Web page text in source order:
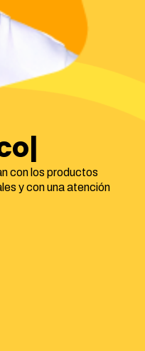
con los productos
y con una atención